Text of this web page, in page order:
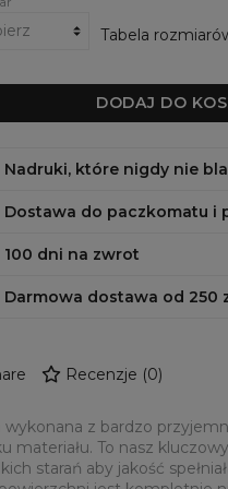
Tabela
DODAJ DO
Nadruki, które nigdy nie
Dostawa do paczkomatu i
100 dni na zwrot
Darmowa dostawa od 250
Recenzje (0)
wykonana z bardzo
materiału. To nasz
starań aby jakość